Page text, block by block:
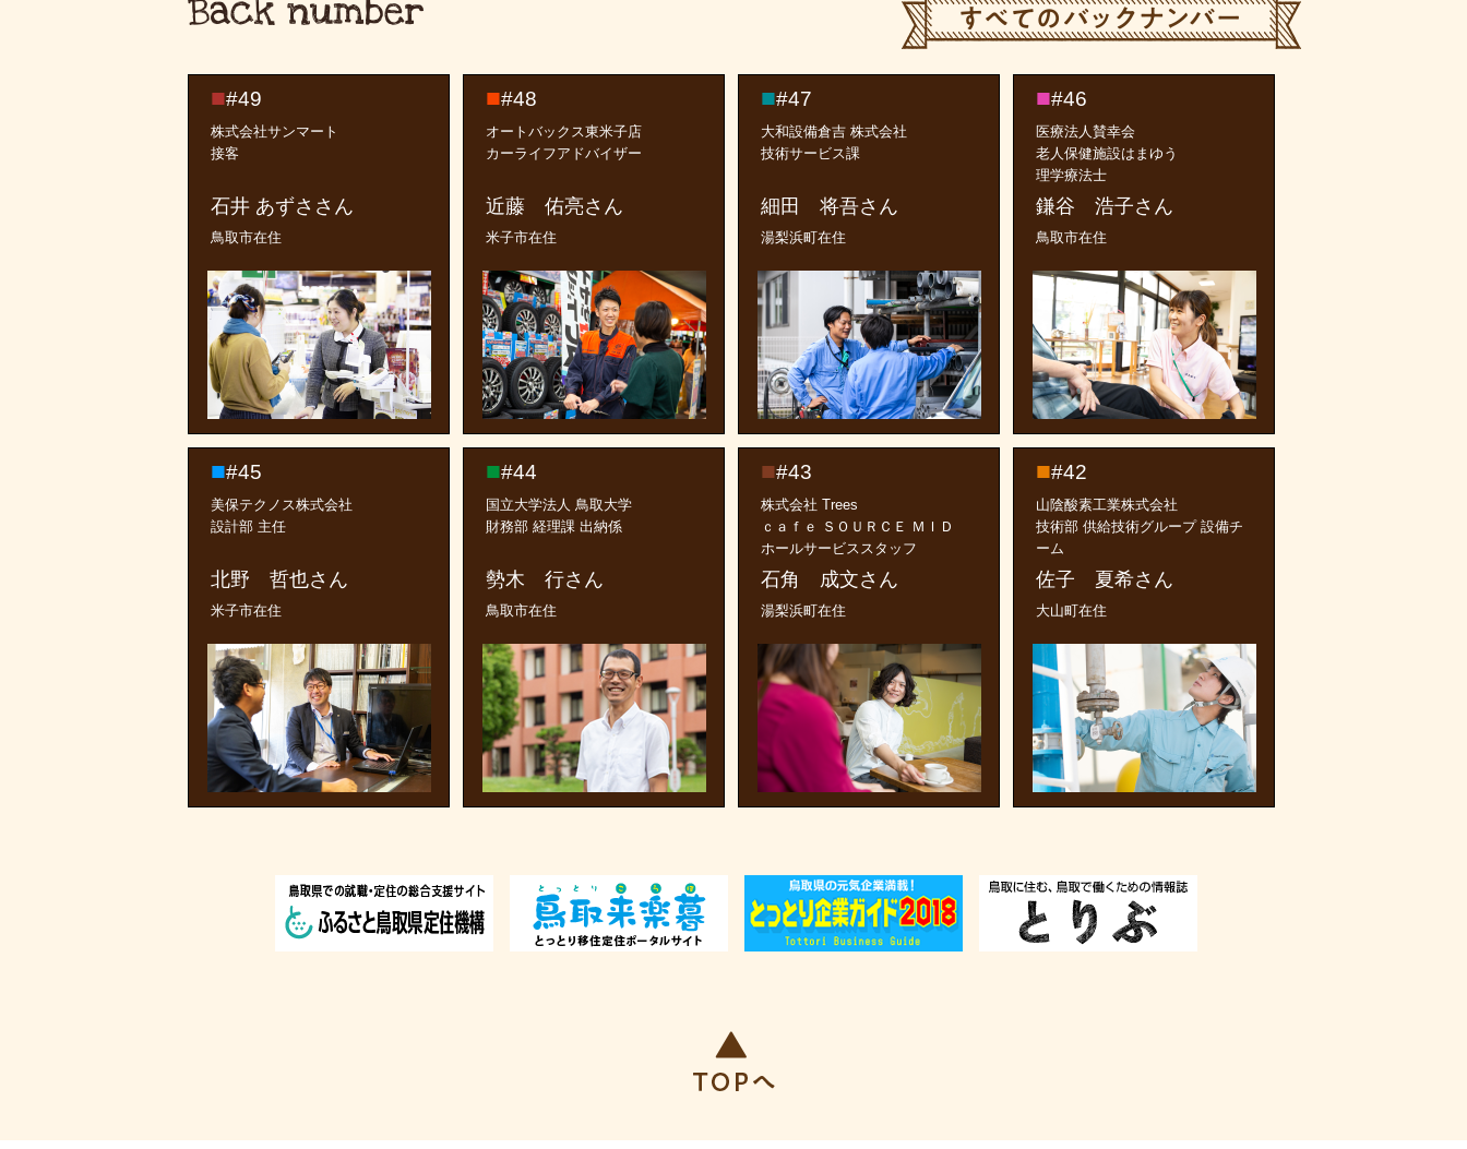
#49
株式会社サンマート
接客
石井 あずささん
鳥取市在住
#48
オートバックス東米子店
カーライフアドバイザー
近藤 佑亮さん
米子市在住
#47
大和設備倉吉 株式会社
技術サービス課
細田 将吾さん
湯梨浜町在住
#46
医療法人賛幸会
老人保健施設はまゆう
理学療法士
鎌谷 浩子さん
鳥取市在住
#45
美保テクノス株式会社
設計部 主任
北野 哲也さん
米子市在住
#44
国立大学法人 鳥取大学
財務部 経理課 出納係
勢木 行さん
鳥取市在住
#43
株式会社 Trees
ｃａｆｅ ＳＯＵＲＣＥ ＭＩＤ
ホールサービススタッフ
石角 成文さん
湯梨浜町在住
#42
山陰酸素工業株式会社
技術部 供給技術グループ 設備チ
ーム
佐子 夏希さん
大山町在住